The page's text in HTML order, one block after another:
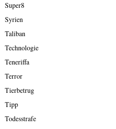
Super8
Syrien
Taliban
Technologie
Teneriffa
Terror
Tierbetrug
Tipp
Todesstrafe